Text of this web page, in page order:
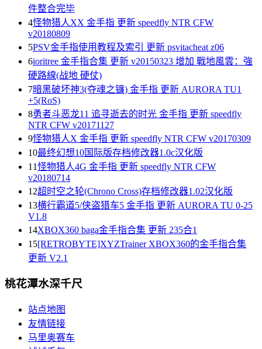
件整合完毕
4怪物猎人XX 金手指 更新 speedfly NTR CFW
v20180809
5PSV金手指使用教程及索引 更新 psvitacheat z06
6ioritree 金手指合集 更新 v20150323 增加 戰地風雲：強
硬路線(战地 硬仗)
7暗黑破坏神3(夺魂之镰) 金手指 更新 AURORA TU1
+5(RoS)
8勇者斗恶龙11 追寻逝去的时光 金手指 更新 speedfly
NTR CFW v20171127
9怪物猎人X 金手指 更新 speedfly NTR CFW v20170309
10最终幻想10国际版存档修改器1.0c汉化版
11怪物猎人4G 金手指 更新 speedfly NTR CFW
v20180714
12超时空之轮(Chrono Cross)存档修改器1.02汉化版
13横行霸道5/侠盗猎车5 金手指 更新 AURORA TU 0-25
V1.8
14XBOX360 baga金手指合集 更新 235合1
15[RETROBYTE]XYZTrainer XBOX360的金手指合集
更新 V2.1
桃花潭水深千尺
站点地图
友情链接
马里奥赛车